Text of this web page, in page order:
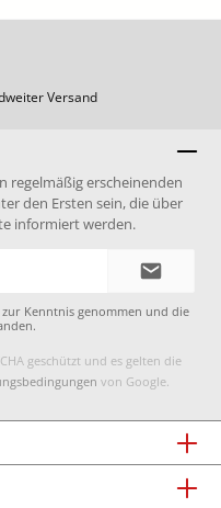
Versand
regelmäßig erscheinenden
den Ersten sein, die über
informiert werden.
zur Kenntnis genommen und die
geschützt und es gelten die
von Google.